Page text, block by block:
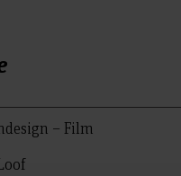
– Film